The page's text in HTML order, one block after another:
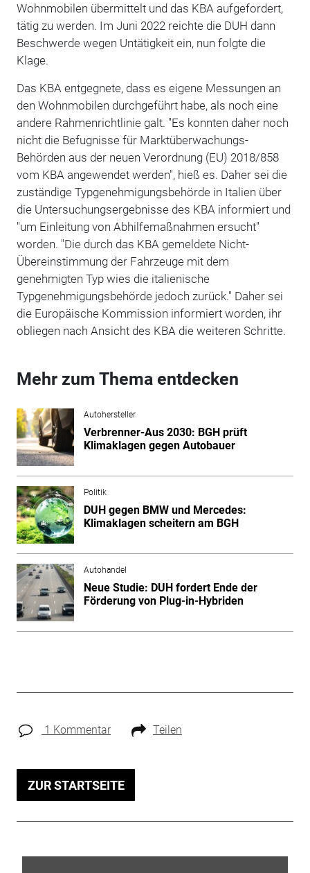
Wohnmobilen übermittelt und das KBA aufgefordert,
tätig zu werden. Im Juni 2022 reichte die DUH dann
Beschwerde wegen Untätigkeit ein, nun folgte die
Klage.
Das KBA entgegnete, dass es eigene Messungen an
den Wohnmobilen durchgeführt habe, als noch eine
andere Rahmenrichtlinie galt. "Es konnten daher noch
nicht die Befugnisse für Marktüberwachungs-
Behörden aus der neuen Verordnung (EU) 2018/858
vom KBA angewendet werden", hieß es. Daher sei die
zuständige Typgenehmigungsbehörde in Italien über
die Untersuchungsergebnisse des KBA informiert und
"um Einleitung von Abhilfemaßnahmen ersucht"
worden. "Die durch das KBA gemeldete Nicht-
Übereinstimmung der Fahrzeuge mit dem
genehmigten Typ wies die italienische
Typgenehmigungsbehörde jedoch zurück." Daher sei
die Europäische Kommission informiert worden, ihr
obliegen nach Ansicht des KBA die weiteren Schritte.
Mehr zum Thema entdecken
Autohersteller
Verbrenner-Aus 2030: BGH prüft
Klimaklagen gegen Autobauer
Politik
DUH gegen BMW und Mercedes:
Klimaklagen scheitern am BGH
Autohandel
Neue Studie: DUH fordert Ende der
Förderung von Plug-in-Hybriden
1 Kommentar Teilen
ZUR STARTSEITE